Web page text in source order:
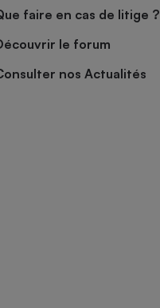
faire en cas de litige ?
le forum
nos Actualités